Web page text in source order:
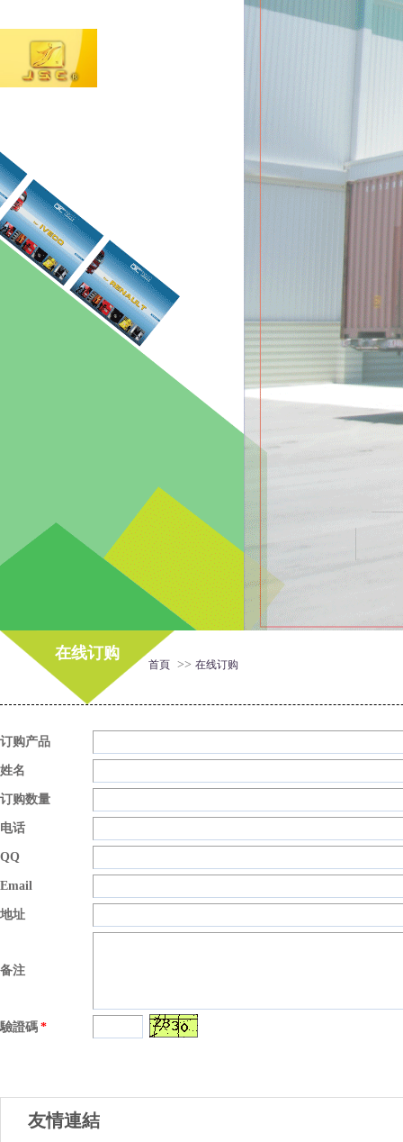
生產製造及外銷東南亞並投身於台灣
造並拓展歐洲及中東市場的行銷
售後維修零件外，另為其它產業代工
在线订购
首頁 >> 在线订购
订购产品
姓名
订购数量
电话
QQ
Email
地址
备注
驗證碼 *
友情連結